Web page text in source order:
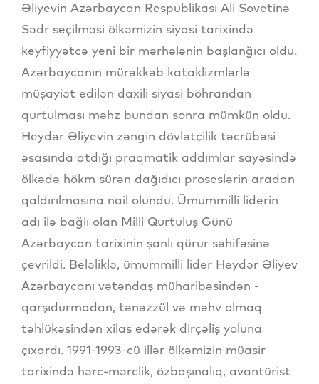
Əliyevin Azərbaycan Respublikası Ali Sovetinə
Sədr seçilməsi ölkəmizin siyasi tarixində
keyfiyyətcə yeni bir mərhələnin başlanğıcı oldu.
Azərbaycanın mürəkkəb kataklizmlərlə
müşayiət edilən daxili siyasi böhrandan
qurtulması məhz bundan sonra mümkün oldu.
Heydər Əliyevin zəngin dövlətçilik təcrübəsi
əsasında atdığı praqmatik addımlar sayəsində
ölkədə hökm sürən dağıdıcı proseslərin aradan
qaldırılmasına nail olundu. Ümummilli liderin
adı ilə bağlı olan Milli Qurtuluş Günü
Azərbaycan tarixinin şanlı qürur səhifəsinə
çevrildi. Beləliklə, ümummilli lider Heydər Əliyev
Azərbaycanı vətəndaş müharibəsindən -
qarşıdurmadan, tənəzzül və məhv olmaq
təhlükəsindən xilas edərək dirçəliş yoluna
çıxardı. 1991-1993-cü illər ölkəmizin müasir
tarixində hərc-mərclik, özbaşınalıq, avantürist